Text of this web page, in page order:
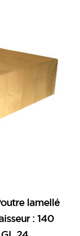
lamellé
: 140